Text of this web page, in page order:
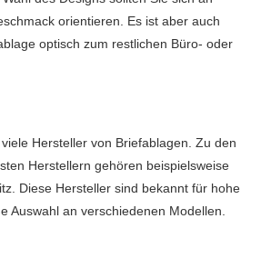
orientieren. Es ist aber auch
optisch zum restlichen Büro- oder
Hersteller von Briefablagen. Zu den
Herstellern gehören beispielsweise
Diese Hersteller sind bekannt für hohe
Auswahl an verschiedenen Modellen.